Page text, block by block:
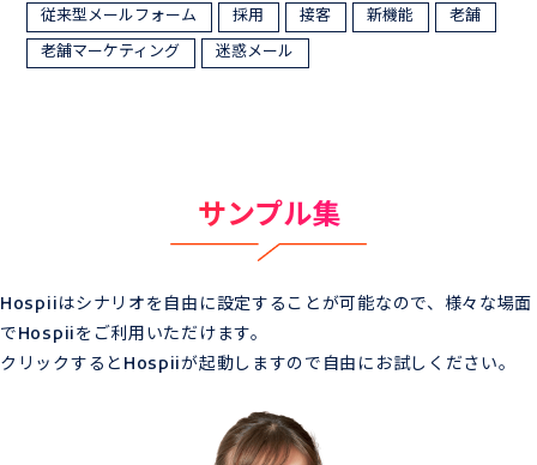
従来型メールフォーム
採用 接客 新機能
老舗
老舗マーケティング
迷惑メール
サンプル集
Hospiiはシナリオを自由に設定することが可能なので、様々な場面
でHospiiをご利用いただけます。
クリックするとHospiiが起動しますので自由にお試しください。